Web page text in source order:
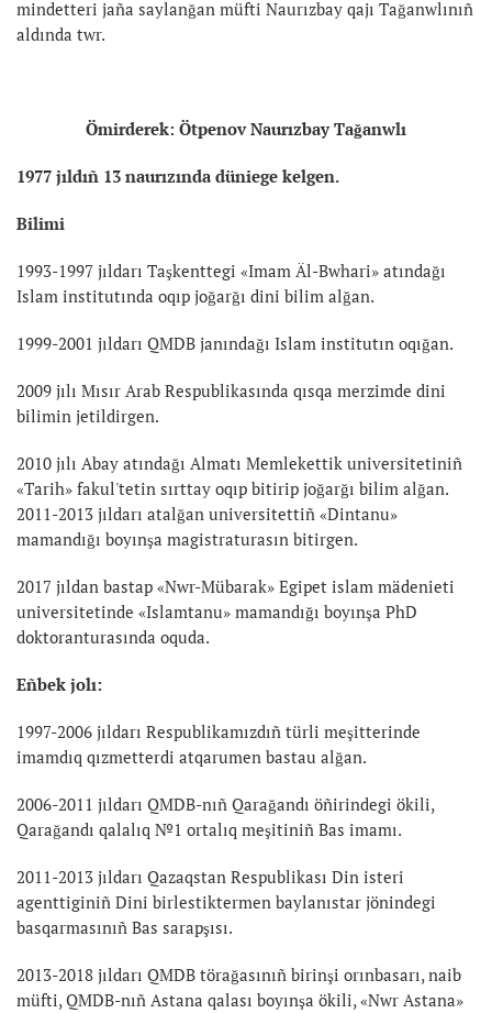
mindetteri jaña saylanğan müfti Naurızbay qajı Tağanwlınıñ
aldında twr.
Ömirderek: Ötpenov Naurızbay Tağanwlı
1977 jıldıñ 13 naurızında düniege kelgen.
Bilimi
1993-1997 jıldarı Taşkenttegi «Imam Äl-Bwhari» atındağı
Islam institutında oqıp joğarğı dini bilim alğan.
1999-2001 jıldarı QMDB janındağı Islam institutın oqığan.
2009 jılı Mısır Arab Respublikasında qısqa merzimde dini
bilimin jetildirgen.
2010 jılı Abay atındağı Almatı Memlekettik universitetiniñ
«Tarih» fakul'tetin sırttay oqıp bitirip joğarğı bilim alğan.
2011-2013 jıldarı atalğan universitettiñ «Dintanu»
mamandığı boyınşa magistraturasın bitirgen.
2017 jıldan bastap «Nwr-Mübarak» Egipet islam mädenieti
universitetinde «Islamtanu» mamandığı boyınşa PhD
doktoranturasında oquda.
Eñbek jolı:
1997-2006 jıldarı Respublikamızdıñ türli meşitterinde
imamdıq qızmetterdi atqarumen bastau alğan.
2006-2011 jıldarı QMDB-nıñ Qarağandı öñirindegi ökili,
Qarağandı qalalıq №1 ortalıq meşitiniñ Bas imamı.
2011-2013 jıldarı Qazaqstan Respublikası Din isteri
agenttiginiñ Dini birlestiktermen baylanıstar jönindegi
basqarmasınıñ Bas sarapşısı.
2013-2018 jıldarı QMDB törağasınıñ birinşi orınbasarı, naib
müfti, QMDB-nıñ Astana qalası boyınşa ökili, «Nwr Astana»